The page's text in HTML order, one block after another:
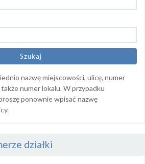
nazwę miejscowości, ulicę, numer
numer lokalu. W przypadku
ponownie wpisać nazwę
działki